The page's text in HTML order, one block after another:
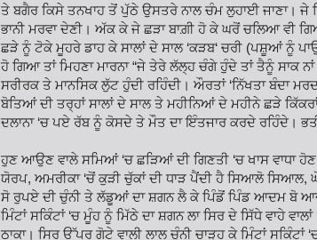
ਤੇ ਬਗੈਰ ਕਿਸੇ ਤਨਖਾਹ ਤੋਂ ਪੁੱਠੇ ਉਸਤਰੇ ਨਾਲ ਚੰਮ ਲੁਹਾਈ ਜਾਣਾ।
ਭਾਨੀ ਮਰਵਾ ਦੇਣੀ। ਅੱਕ ਕੇ ਜੇ ਛੜਾ ਬਾਗ਼ੀ ਹੋ ਕੇ ਘਰੋਂ ਚਲਿਆ ਵੀ
ਛੜੇ ਨੂੰ ਟੋਕੇ ਮੂਹਰੇ ਡਾਹ ਕੇ ਸਾਲਾਂ ਦੇ ਸਾਲ ‘ਕੜਬ‘ ਚਰੀ (ਪਸ਼ੂਆਂ ਨੂੰ
ਹੋ ਗਿਆ ਤਾਂ ਮਿਹਣਾ ਮਾਰਨਾ “ਜੇ ਤੇਰੇ ਲੱਲ੍ਹ ਚੰਗੇ ਹੁੰਦੇ ਤਾਂ ਤੈਨੂੰ ਸਾਕ
ਸਰੀਰਕ ਤੇ ਮਾਨਸਿਕ ਲੁੱਟ ਹੁੰਦੀ ਰਹਿੰਦੀ। ਔਰਤਾਂ ‘ਨਿੱਖਤਾ ਬੰਦਾ
ਬੋਤਿਆਂ ਦੀ ਤਰ੍ਹਾਂ ਸਾਲਾਂ ਦੇ ਸਾਲ ਤੇ ਮਹੀਨਿਆਂ ਦੇ ਮਹੀਨੇ ਛੜੇ
ਦਲਾਨਾ ‘ਚ ਪਏ ਰੱਬ ਨੂੰ ਕੋਸਦੇ ਤੇ ਮੌਤ ਦਾ ਇੰਤਜਾਰ ਕਰਦੇ ਰਹਿੰਦੇ।
ਹੁਣ ਆਉਣ ਵਾਲੇ ਸਮਿਆਂ ‘ਚ ਛੜਿਆਂ ਦੀ ਗਿਣਤੀ ‘ਚ ਖਾਸ ਵਾਧਾ
ਯੋਰਪ, ਅਮਰੀਕਾ ‘ਚੋਂ ਕੁੜੀ ਚੁੱਕਾਂ ਦੀ ਧਾੜ ਪੈਂਦੀ ਹੈ ਸਿਆਲੋ
ਸੋ ਰੁਪਏ ਦੀ ਚੁੰਨੀ ਤੇ ਲੱਡੂਆਂ ਦਾ ਸ਼ਗਨ ਲੈ ਕੇ ਪਿੰਡੋਂ ਪਿੰਡ ਆਦਮ ਬੋ
ਮਿੰਟਾਂ ਸਕਿੰਟਾਂ ‘ਚ ਮੂੰਹ ਨੂੰ ਮਿੱਠੇ ਦਾ ਸ਼ਗਨ ਲਾ ਸਿਰ ਦੇ ਸਿੱਧੇ ਵਾਹੇ
ਠਾਕਾ। ਸਿਰ ਉੱਪਰ ਗੋਟੇ ਵਾਲੀ ਲਾਲ ਚੁੰਨੀ ਚਾੜ੍ਹ ਕੇ ਮਿੰਟਾਂ